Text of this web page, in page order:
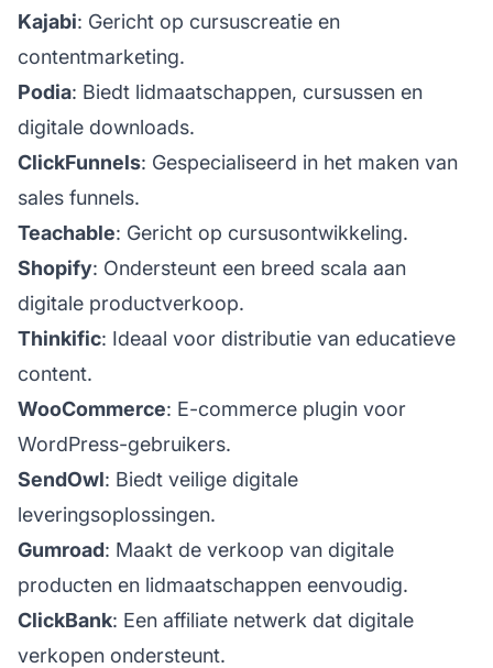
Kajabi: Gericht op cursuscreatie en
contentmarketing.
Podia: Biedt lidmaatschappen, cursussen en
digitale downloads.
ClickFunnels: Gespecialiseerd in het maken van
sales funnels.
Teachable: Gericht op cursusontwikkeling.
Shopify: Ondersteunt een breed scala aan
digitale productverkoop.
Thinkific: Ideaal voor distributie van educatieve
content.
WooCommerce: E-commerce plugin voor
WordPress-gebruikers.
SendOwl: Biedt veilige digitale
leveringsoplossingen.
Gumroad: Maakt de verkoop van digitale
producten en lidmaatschappen eenvoudig.
ClickBank: Een affiliate netwerk dat digitale
verkopen ondersteunt.